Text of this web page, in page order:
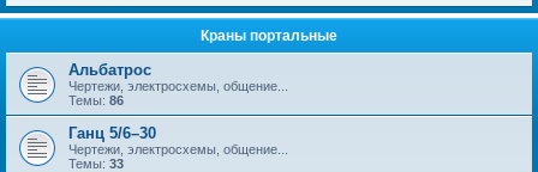
Краны портальные
Альбатрос
Чертежи, электросхемы, общение...
Темы: 86
Ганц 5/6–30
Чертежи, электросхемы, общение...
Темы: 33